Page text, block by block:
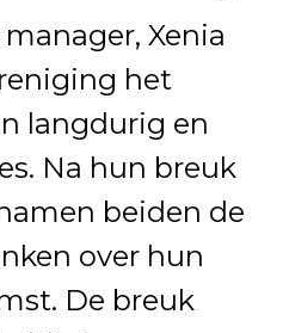
Xenia
het
langdurig en
Na hun breuk
beiden de
over hun
De breuk